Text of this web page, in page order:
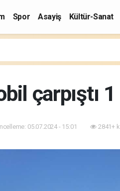
Spor Asayiş Kültür-Sanat
çarpıştı
05.07.2024 - 15:01 2841+